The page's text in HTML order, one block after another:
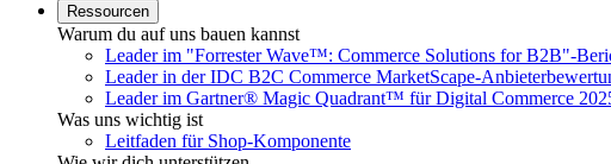
Ressourcen
Warum du auf uns bauen kannst
Leader im "Forrester Wave™: Commerce Solutions for B2B"-
Leader in der IDC B2C Commerce MarketScape-
Leader im Gartner® Magic Quadrant™ für Digital Commerce
Was uns wichtig ist
Leitfaden für Shop-Komponente